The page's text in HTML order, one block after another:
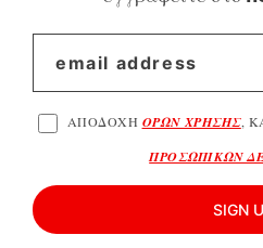
ΑΠΟΔΟΧΗ ΟΡΩΝ ΧΡΗΣΗΣ,
ΠΡΟΣΩΠΙΚΩΝ
SIGN